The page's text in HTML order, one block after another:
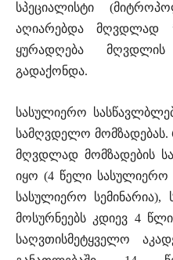
სპეციალისტი
აღიარებდა მღვდლად
ყურადღება მღვდლის
გადაქონდა.
სასულიერო
სამღვდელო
მღვდლად მომზადების
იყო (4 წელი
სასულიერო
მოსურნეებს კდიევ 4
საღვთისმეტყველო